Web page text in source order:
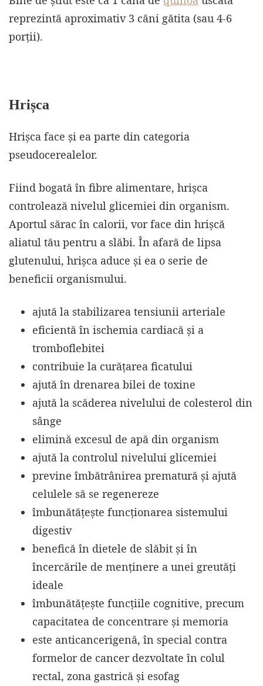
reprezintă aproximativ 3 căni gătita (sau 4-6
porții).
Hrișca
Hrișca face și ea parte din categoria
pseudocerealelor.
Fiind bogată în fibre alimentare, hrișca
controlează nivelul glicemiei din organism.
Aportul sărac în calorii, vor face din hrișcă
aliatul tău pentru a slăbi. În afară de lipsa
glutenului, hrișca aduce și ea o serie de
beneficii organismului.
ajută la stabilizarea tensiunii arteriale
eficientă în ischemia cardiacă și a
tromboflebitei
contribuie la curățarea ficatului
ajută în drenarea bilei de toxine
ajută la scăderea nivelului de colesterol din
sânge
elimină excesul de apă din organism
ajută la controlul nivelului glicemiei
previne îmbătrânirea prematură și ajută
celulele să se regenereze
îmbunătățește funcționarea sistemului
digestiv
benefică în dietele de slăbit și în
încercările de menținere a unei greutăți
ideale
îmbunătățește funcțiile cognitive, precum
capacitatea de concentrare și memoria
este anticancerigenă, în special contra
formelor de cancer dezvoltate în colul
rectal, zona gastrică și esofag